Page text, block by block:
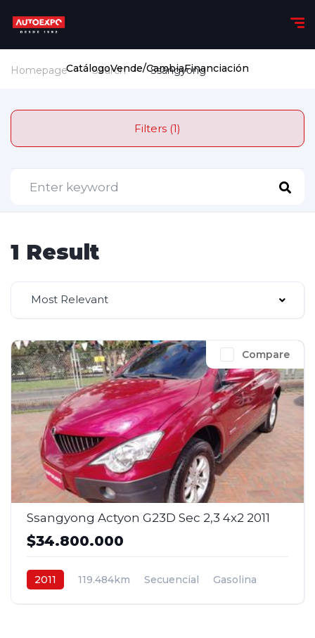
CatálogoVende/CambiaFinanciación
Homepage Search Ssangyong
Filters (1)
1 Result
Most Relevant
Compare
Ssangyong Actyon G23D Sec 2,3 4x2 2011
$34.800.000
2011 119.484km Secuencial
Gasolina